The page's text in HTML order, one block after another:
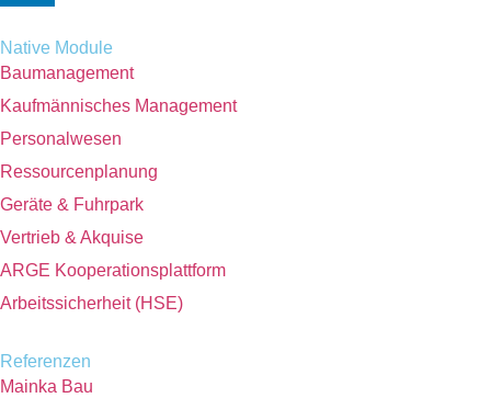
Native Module
Baumanagement
Kaufmännisches Management
Personalwesen
Ressourcenplanung
Geräte & Fuhrpark
Vertrieb & Akquise
ARGE Kooperationsplattform
Arbeitssicherheit (HSE)
Referenzen
Mainka Bau